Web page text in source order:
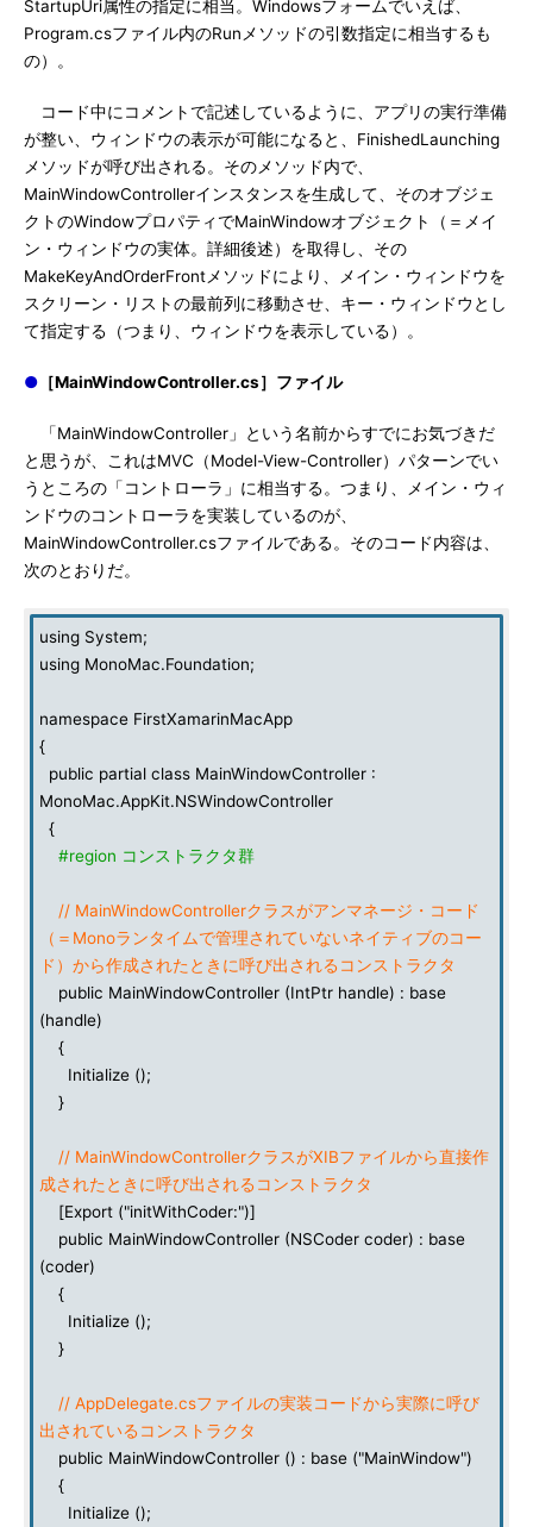
StartupUri属性の指定に相当。Windowsフォームでいえば、
Program.csファイル内のRunメソッドの引数指定に相当するも
の）。
コード中にコメントで記述しているように、アプリの実行準備
が整い、ウィンドウの表示が可能になると、FinishedLaunching
メソッドが呼び出される。そのメソッド内で、
MainWindowControllerインスタンスを生成して、そのオブジェ
クトのWindowプロパティでMainWindowオブジェクト（＝メイ
ン・ウィンドウの実体。詳細後述）を取得し、その
MakeKeyAndOrderFrontメソッドにより、メイン・ウィンドウを
スクリーン・リストの最前列に移動させ、キー・ウィンドウとし
て指定する（つまり、ウィンドウを表示している）。
● ［MainWindowController.cs］ファイル
「MainWindowController」という名前からすでにお気づきだ
と思うが、これはMVC（Model-View-Controller）パターンでい
うところの「コントローラ」に相当する。つまり、メイン・ウィ
ンドウのコントローラを実装しているのが、
MainWindowController.csファイルである。そのコード内容は、
次のとおりだ。
using System;
using MonoMac.Foundation;
namespace FirstXamarinMacApp
{
public partial class MainWindowController :
MonoMac.AppKit.NSWindowController
{
#region コンストラクタ群
// MainWindowControllerクラスがアンマネージ・コード
（＝Monoランタイムで管理されていないネイティブのコー
ド）から作成されたときに呼び出されるコンストラクタ
public MainWindowController (IntPtr handle) : base
(handle)
{
Initialize ();
}
// MainWindowControllerクラスがXIBファイルから直接作
成されたときに呼び出されるコンストラクタ
[Export ("initWithCoder:")]
public MainWindowController (NSCoder coder) : base
(coder)
{
Initialize ();
}
// AppDelegate.csファイルの実装コードから実際に呼び
出されているコンストラクタ
public MainWindowController () : base ("MainWindow")
{
Initialize ();